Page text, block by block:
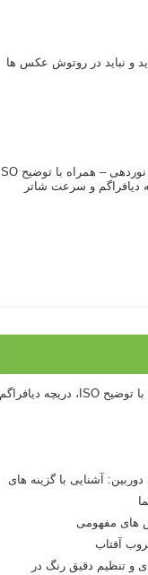
دیافراگم و سرعت شاتر
درک نوردهی – همراه با توضیح ISO، دریچه دیافراگم
آشنایی با گزینه های
های مفهومی
آفتاب
و تنظیم دقیق رنگ در